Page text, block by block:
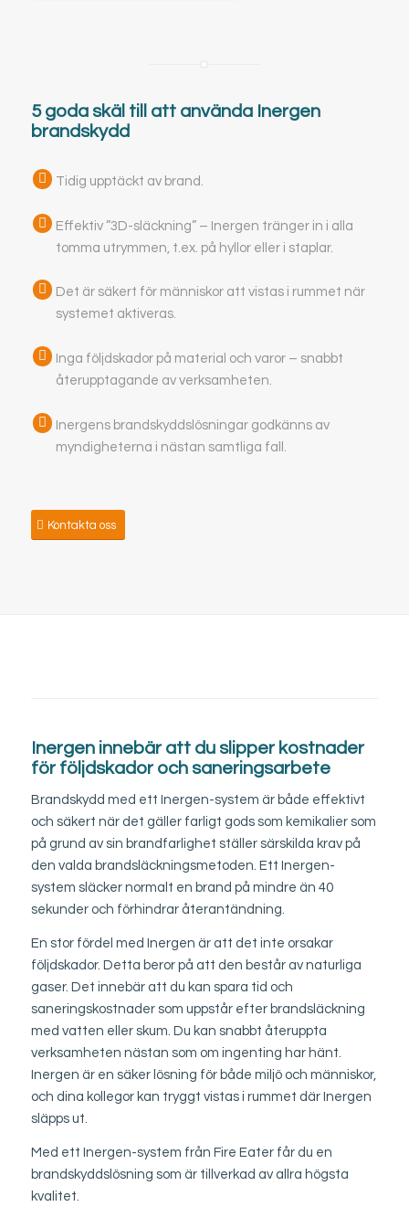
5 goda skäl till att använda Inergen
brandskydd
Tidig upptäckt av brand.
Effektiv ”3D-släckning” – Inergen tränger in i alla
tomma utrymmen, t.ex. på hyllor eller i staplar.
Det är säkert för människor att vistas i rummet när
systemet aktiveras.
Inga följdskador på material och varor – snabbt
återupptagande av verksamheten.
Inergens brandskyddslösningar godkänns av
myndigheterna i nästan samtliga fall.
Kontakta oss
Inergen innebär att du slipper kostnader
för följdskador och saneringsarbete
Brandskydd med ett Inergen-system är både effektivt
och säkert när det gäller farligt gods som kemikalier som
på grund av sin brandfarlighet ställer särskilda krav på
den valda brandsläckningsmetoden. Ett Inergen-
system släcker normalt en brand på mindre än 40
sekunder och förhindrar återantändning.
En stor fördel med Inergen är att det inte orsakar
följdskador. Detta beror på att den består av naturliga
gaser. Det innebär att du kan spara tid och
saneringskostnader som uppstår efter brandsläckning
med vatten eller skum. Du kan snabbt återuppta
verksamheten nästan som om ingenting har hänt.
Inergen är en säker lösning för både miljö och människor,
och dina kollegor kan tryggt vistas i rummet där Inergen
släpps ut.
Med ett Inergen-system från Fire Eater får du en
brandskyddslösning som är tillverkad av allra högsta
kvalitet.